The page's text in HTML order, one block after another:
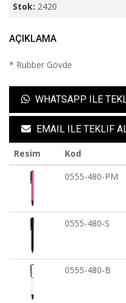
Stok: 2420
AÇIKLAMA
* Rubber Gövde
WHATSAPP ILE
EMAIL ILE TEKLIF
Resim Kod
0555-480-PM
0555-480-S
0555-480-B